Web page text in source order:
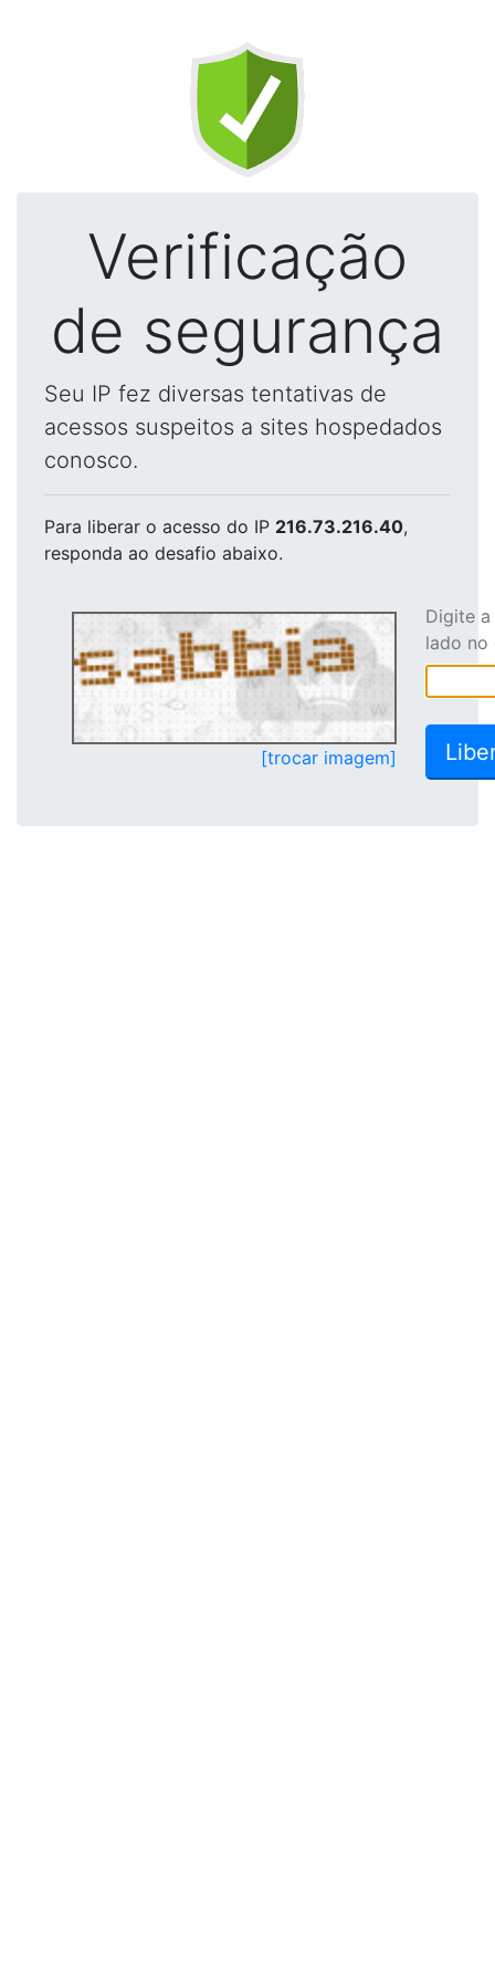
Verificação
de segurança
Seu IP fez diversas tentativas de
acessos suspeitos a sites hospedados
conosco.
Para liberar o acesso do IP 216.73.216.40,
responda ao desafio abaixo.
[trocar imagem]
Digite
lado no